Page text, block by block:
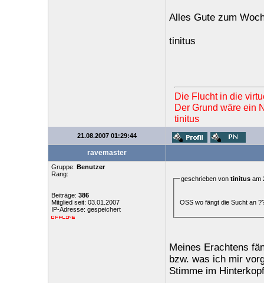
Alles Gute zum
tinitus
Die Flucht in die
Der Grund wäre ein
tinitus
21.08.2007 01:29:44
ravemaster
Gruppe: Benutzer
Rang:
Beiträge: 386
Mitglied seit: 03.01.2007
IP-Adresse: gespeichert
geschrieben von tinitusam
OSS wo fängt die Sucht an
Meines Erachtens
bzw. was ich mir
Stimme im